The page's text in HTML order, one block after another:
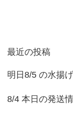
最近の投稿
明日8/5 の水揚
8/4 本日の発送